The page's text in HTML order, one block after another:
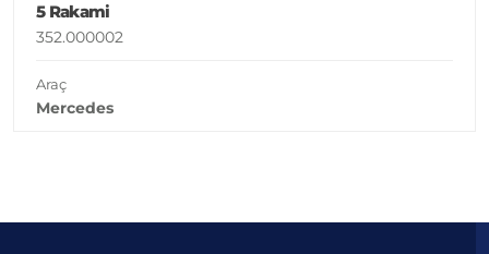
5 Rakami
352.000002
Araç
Mercedes